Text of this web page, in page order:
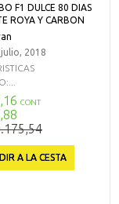
F1 DULCE 80 DIAS
ROYA Y CARBON
2018
CONT
A LA CESTA